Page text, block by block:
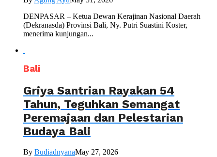
DENPASAR – Ketua Dewan Kerajinan Nasional Daerah
(Dekranasda) Provinsi Bali, Ny. Putri Suastini Koster,
menerima kunjungan...
Bali
Griya Santrian Rayakan 54
Tahun, Teguhkan Semangat
Peremajaan dan Pelestarian
Budaya Bali
By BudiadnyanaMay 27, 2026